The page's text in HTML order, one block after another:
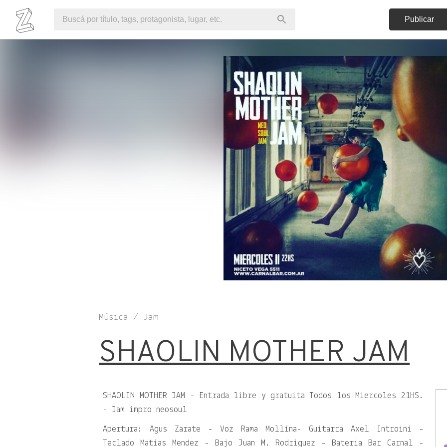
Publicar
Música / Jam
SHAOLIN MOTHER JAM
SHAOLIN MOTHER JAM - Entrada libre y gratuita Todos los Miercoles 21HS.
- Jam impro neosoul
Apertura: Agus Zarate - Voz Rama Mollina- Guitarra Axel Introini -
Teclado Matias Mendez - Bajo Juan M. Rodriguez - Bateria Bar Carnal -